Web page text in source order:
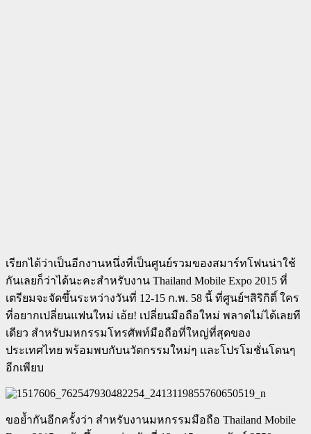
เรียกได้ว่าเป็นอีกงานหนึ่งที่เป็นศูนย์รวมของสมาร์ทโฟนน่าใช้
กันเลยก็ว่าได้นะคะสำหรับงาน Thailand Mobile Expo 2015 ที่
เตรียมจะจัดขึ้นระหว่างวันที่ 12-15 ก.พ. 58 นี้ ที่ศูนย์ฯสิริกิติ์ ใคร
ที่อยากเปลี่ยนแฟนใหม่ เอ้ย! เปลี่ยนมือถือใหม่ พลาดไม่ได้เลยที
เดียว สำหรับมหกรรมโทรศัพท์มือถือที่ใหญ่ที่สุดของ
ประเทศไทย พร้อมพบกับนวัตกรรมใหม่ๆ และโปรโมชั่นโดนๆ
อีกเพียบ
ขอย้ำกันอีกครั้งว่า สำหรับงานมหกรรมมือถือ Thailand Mobile